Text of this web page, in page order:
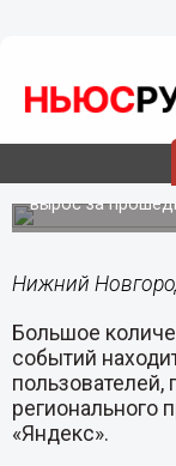
повышение
больше
«Яндекс»
выделил темы и
вырос за
Нижний
Большое
событий
пользователей,
регионального
«Яндекс».